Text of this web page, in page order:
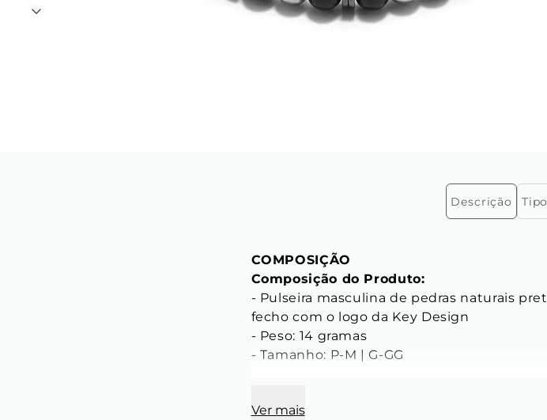
Descrição
COMPOSIÇÃO
Composição do Produto:
- Pulseira masculina de pedras naturais
fecho com o logo da Key Design
- Peso: 14 gramas
- Tamanho: P-M | G-GG
Características das Pedras
Ver mais